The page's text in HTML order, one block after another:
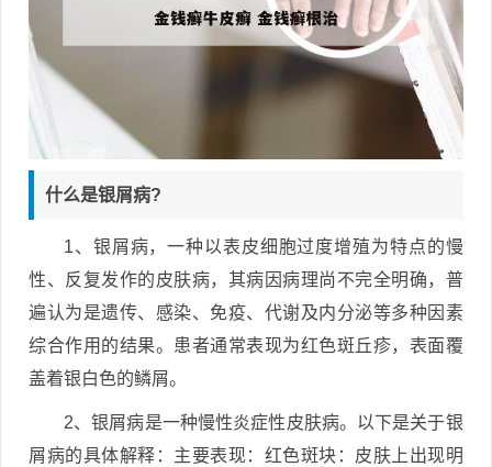
什么是银屑病?
1、银屑病，一种以表皮细胞过度增殖为特点的慢
性、反复发作的皮肤病，其病因病理尚不完全明确，普
遍认为是遗传、感染、免疫、代谢及内分泌等多种因素
综合作用的结果。患者通常表现为红色斑丘疹，表面覆
盖着银白色的鳞屑。
2、银屑病是一种慢性炎症性皮肤病。以下是关于银
屑病的具体解释：主要表现：红色斑块：皮肤上出现明